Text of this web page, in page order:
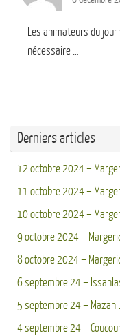
Les animateurs du
nécessaire …
Derniers articles
12 octobre 2024 –
11 octobre 2024 –
10 octobre 2024 –
9 octobre 2024 –
8 octobre 2024 –
6 septembre 24 –
5 septembre 24 – Mazan
4 septembre 24 –